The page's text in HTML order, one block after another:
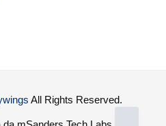
All Rights Reserved.